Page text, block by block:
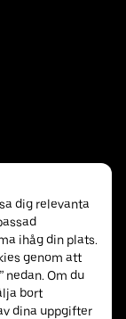
dig relevanta
ihåg din plats.
genom att
nedan. Om du
bort
dina uppgifter